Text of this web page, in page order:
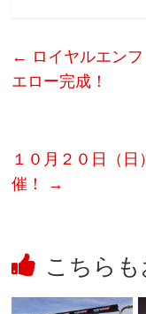
← ロイヤルエン
エロー完成！
１０月２０日（
催！
→
こちら